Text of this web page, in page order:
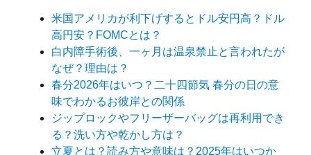
米国アメリカが利下げするとドル安円高？ドル
高円安？FOMCとは？
白内障手術後、一ヶ月は温泉禁止と言われたが
なぜ？理由は？
春分2026年はいつ？二十四節気 春分の日の意
味でわかるお彼岸との関係
ジップロックやフリーザーバッグは再利用でき
る？洗い方や乾かし方は？
立夏とは？読み方や意味は？2025年はいつか